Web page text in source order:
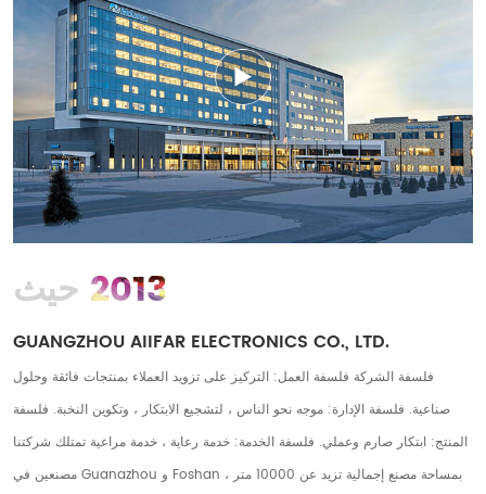
حيث 2013
GUANGZHOU AIIFAR ELECTRONICS CO., LTD.
فلسفة الشركة فلسفة العمل: التركيز على تزويد العملاء بمنتجات فائقة وحلول
صناعية. فلسفة الإدارة: موجه نحو الناس ، لتشجيع الابتكار ، وتكوين النخبة. فلسفة
المنتج: ابتكار صارم وعملي. فلسفة الخدمة: خدمة رعاية ، خدمة مراعية تمتلك شركتنا
مصنعين في Guanazhou و Foshan ، بمساحة مصنع إجمالية تزيد عن 10000 متر